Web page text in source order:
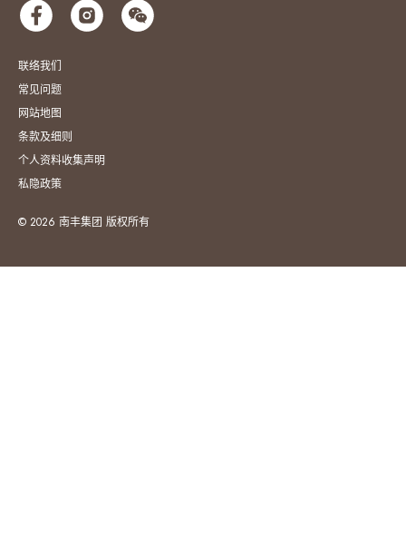
联络我们
常见问题
网站地图
条款及细则
个人资料收集声明
私隐政策
© 2026 南丰集团 版权所有